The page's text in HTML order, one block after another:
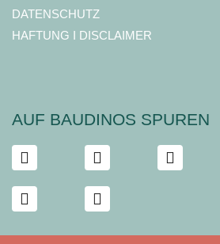
DATENSCHUTZ
HAFTUNG I DISCLAIMER
AUF BAUDINOS SPUREN